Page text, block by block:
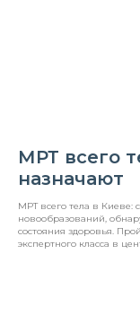
МРТ всего
назначают
МРТ всего тела в
новообразований,
состояния здоровья.
экспертного класса в